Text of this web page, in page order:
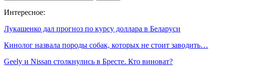
Интересное:
Лукашенко дал прогноз по курсу доллара в Беларуси
Кинолог назвала породы собак, которых не стоит заводить…
Geely и Nissan столкнулись в Бресте. Кто виноват?